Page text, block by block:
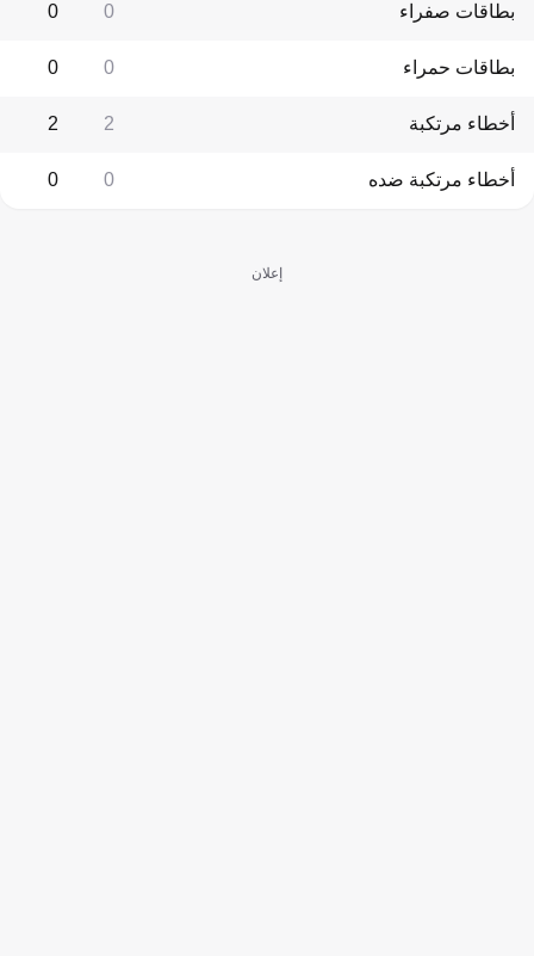
بطاقات صفراء 0
0
بطاقات حمراء 0
0
أخطاء مرتكبة 2
2
أخطاء مرتكبة ضده 0
0
إعلان